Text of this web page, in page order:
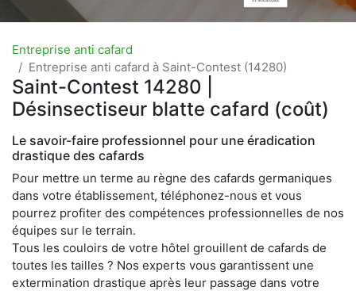
Entreprise anti cafard
Entreprise anti cafard à Saint-Contest (14280)
Saint-Contest 14280 |
Désinsectiseur blatte cafard (coût)
Le savoir-faire professionnel pour une éradication
drastique des cafards
Pour mettre un terme au règne des cafards germaniques
dans votre établissement, téléphonez-nous et vous
pourrez profiter des compétences professionnelles de nos
équipes sur le terrain.
Tous les couloirs de votre hôtel grouillent de cafards de
toutes les tailles ? Nos experts vous garantissent une
extermination drastique après leur passage dans votre